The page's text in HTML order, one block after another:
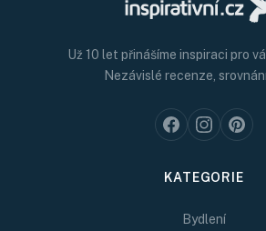
Už 10 let přinášíme inspiraci pro
Nezávislé recenze,
KATEGORIE
Bydlení